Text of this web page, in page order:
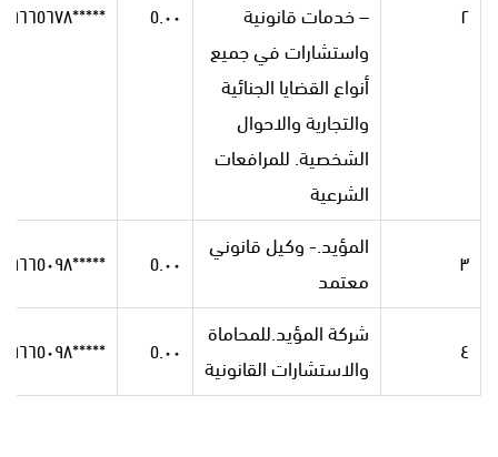
٢
– خدمات قانونية
واستشارات في جميع
أنواع القضايا الجنائية
والتجارية والاحوال
الشخصية. للمرافعات
الشرعية
٥.٠٠ *****٠٠٩٦٦٥٦٧٨
٣
المؤيد.- وكيل قانوني
معتمد
٥.٠٠ *****٠٠٩٦٦٥٠٩٨
٤
شركة المؤيد.للمحاماة
والاستشارات القانونية
٥.٠٠ *****٠٠٩٦٦٥٠٩٨